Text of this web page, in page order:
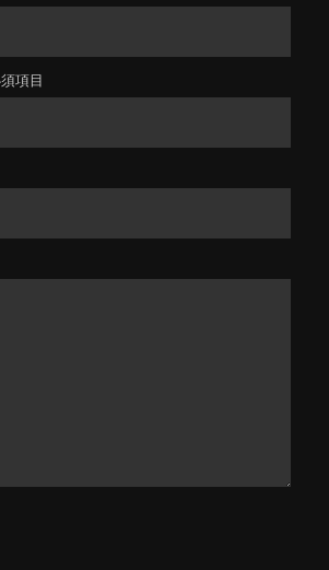
項目